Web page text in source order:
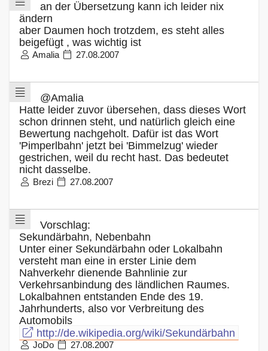
an der Übersetzung kann ich leider nix
ändern
aber Daumen hoch trotzdem, es steht alles
beigefügt , was wichtig ist
Amalia 27.08.2007
@Amalia
Hatte leider zuvor übersehen, dass dieses Wort
schon drinnen steht, und natürlich gleich eine
Bewertung nachgeholt. Dafür ist das Wort
'Pimperlbahn' jetzt bei 'Bimmelzug' wieder
gestrichen, weil du recht hast. Das bedeutet
nicht dasselbe.
Brezi 27.08.2007
Vorschlag:
Sekundärbahn, Nebenbahn
Unter einer Sekundärbahn oder Lokalbahn
versteht man eine in erster Linie dem
Nahverkehr dienende Bahnlinie zur
Verkehrsanbindung des ländlichen Raumes.
Lokalbahnen entstanden Ende des 19.
Jahrhunderts, also vor Verbreitung des
Automobils
http://de.wikipedia.org/wiki/Sekundärbahn
JoDo 27.08.2007